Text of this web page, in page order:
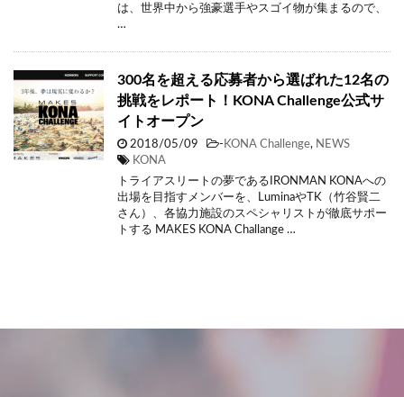
は、世界中から強豪選手やスゴイ物が集まるので、
…
300名を超える応募者から選ばれた12名の
挑戦をレポート！KONA Challenge公式サ
イトオープン
2018/05/09 - KONA Challenge, NEWS
KONA
トライアスリートの夢であるIRONMAN KONAへの
出場を目指すメンバーを、LuminaやTK（竹谷賢二
さん）、各協力施設のスペシャリストが徹底サポー
トする MAKES KONA Challange …